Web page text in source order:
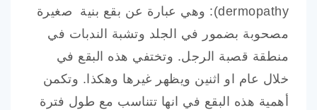
dermopathy): وهي عبارة عن بقع بنية صغيرة
مصحوبة بضمور في الجلد وتشبة الندبات في
منطقة قصبة الرجل. وتختفي هذه البقع في
خلال عام او اثنين ويظهر غيرها وهكذا. وتكمن
أهمية هذه البقع في انها تتناسب مع طول فترة